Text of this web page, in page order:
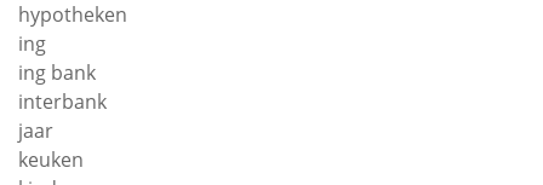
hypotheken
ing
ing bank
interbank
jaar
keuken